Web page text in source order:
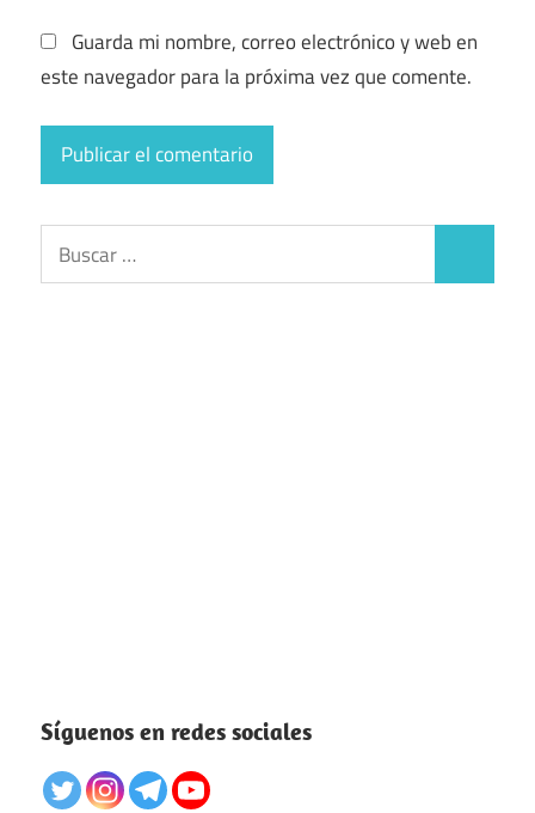
Guarda mi nombre, correo electrónico y web en
este navegador para la próxima vez que comente.
Buscar:
Síguenos en redes sociales